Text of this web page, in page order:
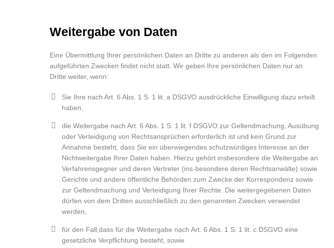
Weitergabe von Daten
Eine Übermittlung Ihrer persönlichen Daten an Dritte zu anderen als den im Folgenden
aufgeführten Zwecken findet nicht statt. Wir geben Ihre persönlichen Daten nur an
Dritte weiter, wenn:
Sie Ihre nach Art. 6 Abs. 1 S. 1 lit. a DSGVO ausdrückliche Einwilligung dazu erteilt
haben,
die Weitergabe nach Art. 6 Abs. 1 S. 1 lit. f DSGVO zur Geltendmachung, Ausübung
oder Verteidigung von Rechtsansprüchen erforderlich ist und kein Grund zur
Annahme besteht, dass Sie ein überwiegendes schutzwürdiges Interesse an der
Nichtweitergabe Ihrer Daten haben. Hierzu gehört insbesondere die Weitergabe an
Verfahrensgegner und deren Vertreter (ins-besondere deren Rechtsanwälte) sowie
Gerichte und andere öffentliche Behörden zum Zwecke der Korrespondenz sowie
zur Geltendmachung und Verteidigung Ihrer Rechte. Die weitergegebenen Daten
dürfen von dem Dritten ausschließlich zu den genannten Zwecken verwendet
werden,
für den Fall,dass für die Weitergabe nach Art. 6 Abs. 1 S. 1 lit. c DSGVO eine
gesetzliche Verpflichtung besteht, sowie